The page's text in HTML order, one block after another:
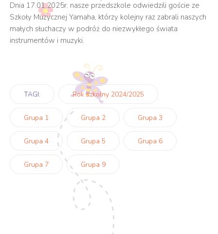
Dnia 17.01.2025r. nasze przedszkole odwiedzili goście ze
Szkoły Muzycznej Yamaha, którzy kolejny raz zabrali naszych
małych słuchaczy w podróż do niezwykłego świata
instrumentów i muzyki.
TAGI: Rok szkolny 2024/2025
Grupa 1 Grupa 2 Grupa 3
Grupa 4 Grupa 5 Grupa 6
Grupa 7 Grupa 9